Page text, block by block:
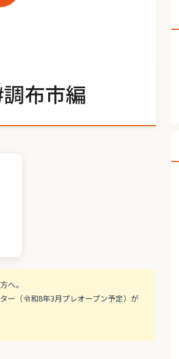
布市編
へ。
ー（令和8年3月プレオープン予定）が